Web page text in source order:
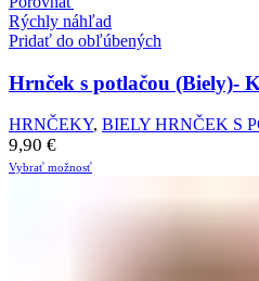
Rýchly náhľad
Pridať do obľúbených
Hrnček s potlačou (Biely)-
HRNČEKY, BIELY HRNČEK S
9,90 €
Vybrať možnosť